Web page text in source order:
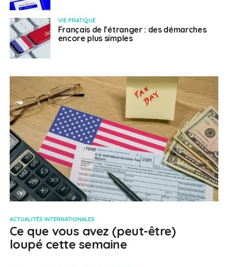
VIE PRATIQUE
Français de l’étranger : des démarches
encore plus simples
ACTUALITÉS INTERNATIONALES
Ce que vous avez (peut-être)
loupé cette semaine